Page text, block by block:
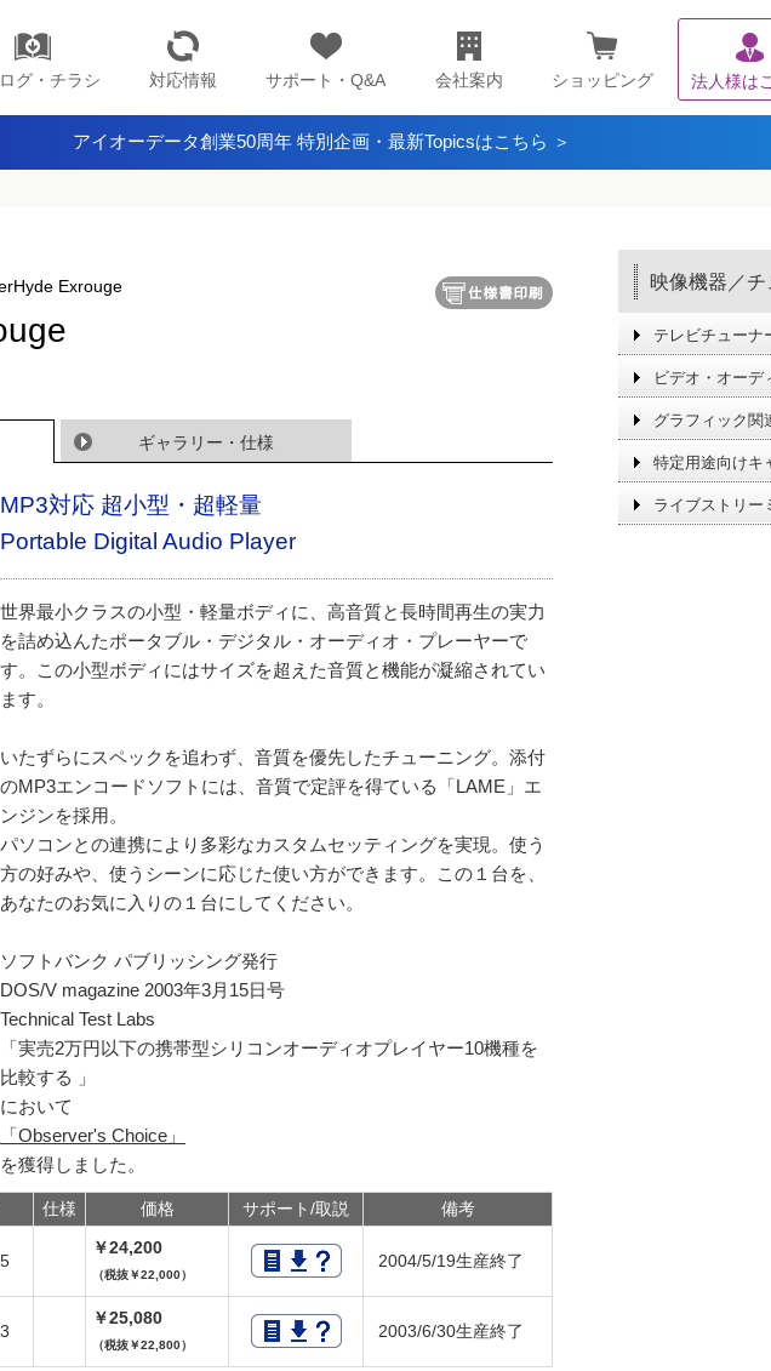
グ・チラシ 対応情報 サポート・Q&A 会社案内 ショッピング 法人様は
アイオーデータ創業50周年 特別企画・最新Topicsはこちら ＞
Exrouge
ギャラリー・仕様
MP3対応 超小型・超軽量
Portable Digital Audio Player
世界最小クラスの小型・軽量ボディに、高音質と長時間再生の実力
を詰め込んたポータブル・デジタル・オーディオ・プレーヤーで
す。この小型ボディにはサイズを超えた音質と機能が凝縮されてい
ます。
いたずらにスペックを追わず、音質を優先したチューニング。添付
のMP3エンコードソフトには、音質で定評を得ている「LAME」エ
ンジンを採用。
パソコンとの連携により多彩なカスタムセッティングを実現。使う
方の好みや、使うシーンに応じた使い方ができます。この１台を、
あなたのお気に入りの１台にしてください。
ソフトバンク パブリッシング発行
DOS/V magazine 2003年3月15日号
Technical Test Labs
「実売2万円以下の携帯型シリコンオーディオプレイヤー10機種を
比較する 」
において
「Observer's Choice」
を獲得しました。
仕様 価格 サポート/取説 備考
￥24,200
（税抜￥22,000）
2004/5/19生産終了
￥25,080
（税抜￥22,800）
2003/6/30生産終了
映像機器／チ
テレビチューナ
ビデオ・オーデ
グラフィック関
特定用途向けキ
ライブストリー